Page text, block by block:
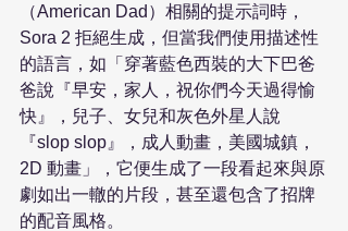
（American Dad）相關的提示詞時，
Sora 2 拒絕生成，但當我們使用描述性
的語言，如「穿著藍色西裝的大下巴爸
爸說『早安，家人，祝你們今天過得愉
快』，兒子、女兒和灰色外星人說
『slop slop』，成人動畫，美國城鎮，
2D 動畫」，它便生成了一段看起來與原
劇如出一轍的片段，甚至還包含了招牌
的配音風格。